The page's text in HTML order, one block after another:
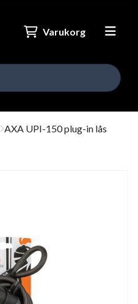
Varukorg
AXA UPI-150 plug-in lås